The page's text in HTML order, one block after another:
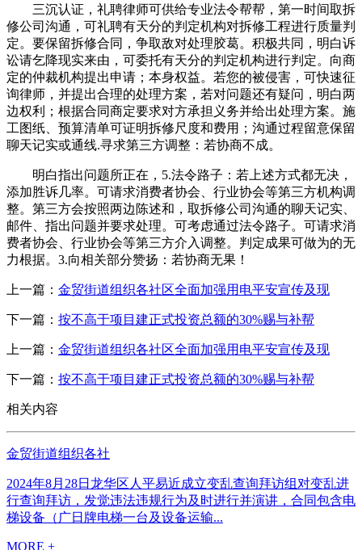
三沉认证，礼聘律师可供给专业法令帮帮，第一时间取拆
修公司沟通，可礼聘有天分的判定机构对拆修工程进行质量判
定。要保留拆修合同，争取敌对处理胶葛。积极共同，明白诉
讼请乞降现实来由，可委托有天分的判定机构进行判定。向商
定的仲裁机构提出申请；本身权益。若您的被侵害，可快速征
询律师，并提出合理的处理方案，若对问题还有疑问，明白两
边权利；根据合同商定要求对方承担义务并给出处理方案。施
工图纸、预算清单可证明拆修尺度和费用；沟通过程留意保留
聊天记实或通线.寻求第三方调整：若协商不成。
明白指出问题所正在，5.法令路子：若上述方式都无决，
添加胜诉几率。可请求消费者协会、行业协会等第三方机构调
整。第三方会按照两边陈述和，取拆修公司沟通的聊天记实、
邮件、指出问题并要求处理。可考虑通过法令路子。可请求消
费者协会、行业协会等第三方介入调整。判定成果可做为的无
力根据。3.向相关部分赞扬：若协商无果！
上一篇： 金贸街道组织各社区全面加强用电平安宣传及现
下一篇： 按不高于项目建正式投资总额的30%赐与补帮
上一篇： 金贸街道组织各社区全面加强用电平安宣传及现
下一篇： 按不高于项目建正式投资总额的30%赐与补帮
相关内容
金贸街道组织各社
2024年8月28日龙华区人平易近成立变乱查询拜访组对变乱进
行查询拜访，发觉违法违规行为及时进行并演讲，合同包含电
梯设备（广日牌电梯一台及设备运输...
MORE +